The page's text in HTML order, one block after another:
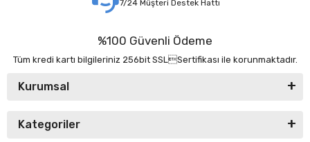
7/24 Müşteri Destek Hattı
%100 Güvenli Ödeme
Tüm kredi kartı bilgileriniz 256bit SSLSertifikası ile korunmaktadır.
Kurumsal
Kategoriler